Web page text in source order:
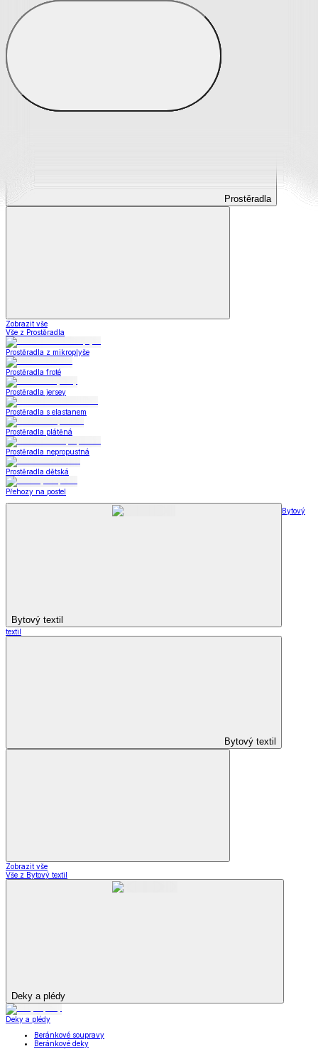
Prostěradla
Prostěradla
Zobrazit vše
Vše z Prostěradla
Prostěradla z mikroplyše
Prostěradla froté
Prostěradla jersey
Prostěradla s elastanem
Prostěradla plátěná
Prostěradla nepropustná
Prostěradla dětská
Přehozy na postel
Bytový textil
Bytový
textil
Bytový textil
Zobrazit vše
Vše z Bytový textil
Deky a plédy
Deky a plédy
Beránkové soupravy
Beránkové deky